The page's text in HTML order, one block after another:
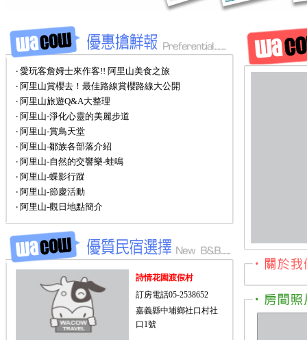
‧ 愛玩客詹姆士來作客!! 阿里山美食之旅
‧ 阿里山賞櫻去！最佳路線賞櫻路線大公開
‧ 阿里山旅遊Q&A大整理
‧ 阿里山-淨化心靈的美麗步道
‧ 阿里山-賞鳥天堂
‧ 阿里山-鄒族各部落介紹
‧ 阿里山-自然的交響樂-蛙鳴
‧ 阿里山-蝶影行蹤
‧ 阿里山-節慶活動
‧ 阿里山-觀日地點簡介
詩情花園渡假村
訂房電話05-2538652
嘉義縣中埔鄉社口村社
口1號